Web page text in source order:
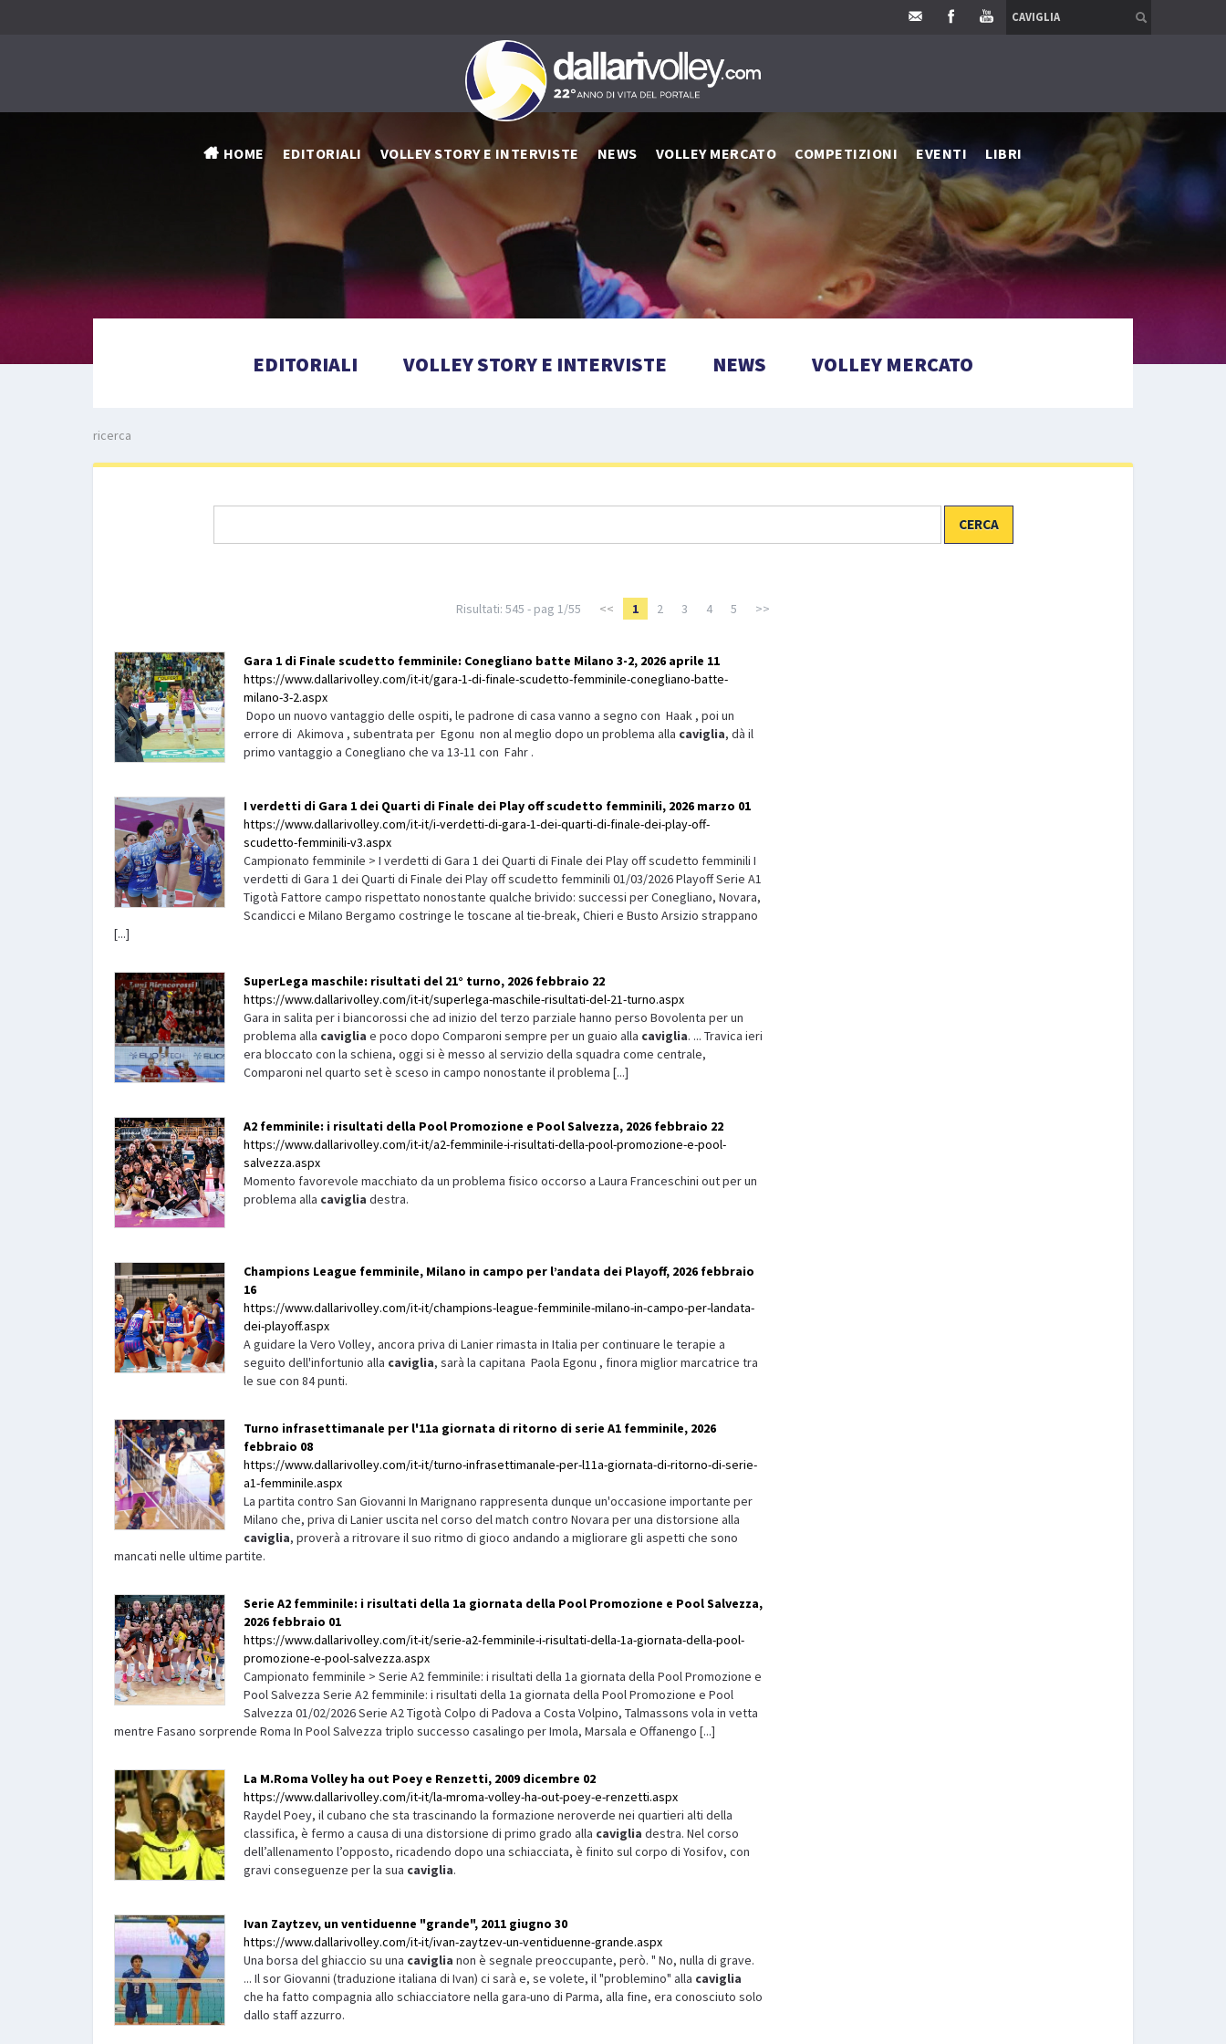
HOME EDITORIALI VOLLEY STORY E INTERVISTE NEWS VOLLEY MERCATO COMPETIZIONI EVENTI LIBRI
EDITORIALI VOLLEY STORY E INTERVISTE NEWS VOLLEY MERCATO
ricerca
Risultati: 545 - pag 1/55 << 1 2 3 4 5 >>
Gara 1 di Finale scudetto femminile: Conegliano batte Milano 3-2, 2026 aprile 11
https://www.dallarivolley.com/it-it/gara-1-di-finale-scudetto-femminile-conegliano-batte-
milano-3-2.aspx
Dopo un nuovo vantaggio delle ospiti, le padrone di casa vanno a segno con Haak , poi un
errore di Akimova , subentrata per Egonu non al meglio dopo un problema alla caviglia, dà il
primo vantaggio a Conegliano che va 13-11 con Fahr .
I verdetti di Gara 1 dei Quarti di Finale dei Play off scudetto femminili, 2026 marzo 01
https://www.dallarivolley.com/it-it/i-verdetti-di-gara-1-dei-quarti-di-finale-dei-play-off-
scudetto-femminili-v3.aspx
Campionato femminile > I verdetti di Gara 1 dei Quarti di Finale dei Play off scudetto femminili I
verdetti di Gara 1 dei Quarti di Finale dei Play off scudetto femminili 01/03/2026 Playoff Serie A1
Tigotà Fattore campo rispettato nonostante qualche brivido: successi per Conegliano, Novara,
Scandicci e Milano Bergamo costringe le toscane al tie-break, Chieri e Busto Arsizio strappano
[...]
SuperLega maschile: risultati del 21° turno, 2026 febbraio 22
https://www.dallarivolley.com/it-it/superlega-maschile-risultati-del-21-turno.aspx
Gara in salita per i biancorossi che ad inizio del terzo parziale hanno perso Bovolenta per un
problema alla caviglia e poco dopo Comparoni sempre per un guaio alla caviglia. ... Travica ieri
era bloccato con la schiena, oggi si è messo al servizio della squadra come centrale,
Comparoni nel quarto set è sceso in campo nonostante il problema [...]
A2 femminile: i risultati della Pool Promozione e Pool Salvezza, 2026 febbraio 22
https://www.dallarivolley.com/it-it/a2-femminile-i-risultati-della-pool-promozione-e-pool-
salvezza.aspx
Momento favorevole macchiato da un problema fisico occorso a Laura Franceschini out per un
problema alla caviglia destra.
Champions League femminile, Milano in campo per l’andata dei Playoff, 2026 febbraio
16
https://www.dallarivolley.com/it-it/champions-league-femminile-milano-in-campo-per-landata-
dei-playoff.aspx
A guidare la Vero Volley, ancora priva di Lanier rimasta in Italia per continuare le terapie a
seguito dell'infortunio alla caviglia, sarà la capitana Paola Egonu , finora miglior marcatrice tra
le sue con 84 punti.
Turno infrasettimanale per l'11a giornata di ritorno di serie A1 femminile, 2026
febbraio 08
https://www.dallarivolley.com/it-it/turno-infrasettimanale-per-l11a-giornata-di-ritorno-di-serie-
a1-femminile.aspx
La partita contro San Giovanni In Marignano rappresenta dunque un'occasione importante per
Milano che, priva di Lanier uscita nel corso del match contro Novara per una distorsione alla
caviglia, proverà a ritrovare il suo ritmo di gioco andando a migliorare gli aspetti che sono
mancati nelle ultime partite.
Serie A2 femminile: i risultati della 1a giornata della Pool Promozione e Pool Salvezza,
2026 febbraio 01
https://www.dallarivolley.com/it-it/serie-a2-femminile-i-risultati-della-1a-giornata-della-pool-
promozione-e-pool-salvezza.aspx
Campionato femminile > Serie A2 femminile: i risultati della 1a giornata della Pool Promozione e
Pool Salvezza Serie A2 femminile: i risultati della 1a giornata della Pool Promozione e Pool
Salvezza 01/02/2026 Serie A2 Tigotà Colpo di Padova a Costa Volpino, Talmassons vola in vetta
mentre Fasano sorprende Roma In Pool Salvezza triplo successo casalingo per Imola, Marsala e Offanengo [...]
La M.Roma Volley ha out Poey e Renzetti, 2009 dicembre 02
https://www.dallarivolley.com/it-it/la-mroma-volley-ha-out-poey-e-renzetti.aspx
Raydel Poey, il cubano che sta trascinando la formazione neroverde nei quartieri alti della
classifica, è fermo a causa di una distorsione di primo grado alla caviglia destra. Nel corso
dell’allenamento l’opposto, ricadendo dopo una schiacciata, è finito sul corpo di Yosifov, con
gravi conseguenze per la sua caviglia.
Ivan Zaytzev, un ventiduenne "grande", 2011 giugno 30
https://www.dallarivolley.com/it-it/ivan-zaytzev-un-ventiduenne-grande.aspx
Una borsa del ghiaccio su una caviglia non è segnale preoccupante, però. " No, nulla di grave.
... Il sor Giovanni (traduzione italiana di Ivan) ci sarà e, se volete, il "problemino" alla caviglia
che ha fatto compagnia allo schiacciatore nella gara-uno di Parma, alla fine, era conosciuto solo
dallo staff azzurro.